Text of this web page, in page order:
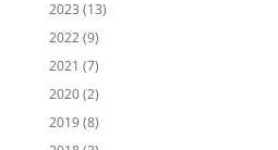
2023 (13)
2022(9)
2021 (7)
2020(2)
2019(8)